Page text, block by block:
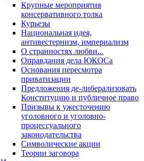
Крупные мероприятия
консервативного толка
Курьезы
Национальная идея,
антивестернизм, империализм
О странностях любви...
Оправдания дела ЮКОСа
Основания пересмотра
приватизации
Предложения де-либерализовать
Конституцию и публичное право
Призывы к ужесточению
уголовного и уголовно-
процессуального
законодательства
Символические акции
Теории заговора